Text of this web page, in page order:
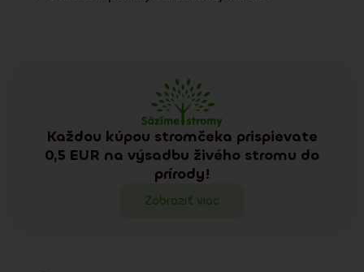
Každou kúpou stromčeka prispievate
0,5 EUR na výsadbu živého stromu do
prírody!
Zobraziť viac